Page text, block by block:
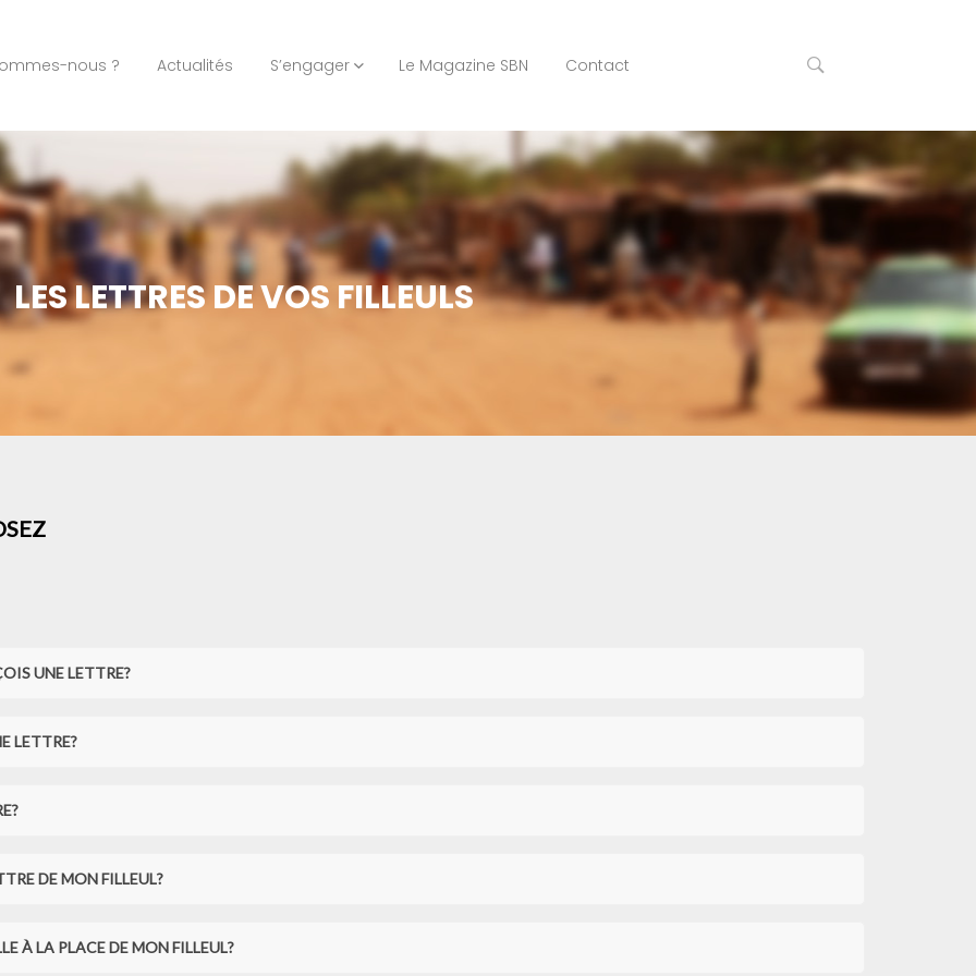
nous ? Actualités S’engager Le Magazine SBN Contact
LES LETTRES DE VOS FILLEULS
UNE LETTRE?
LETTRE?
DE MON FILLEUL?
À LA PLACE DE MON FILLEUL?